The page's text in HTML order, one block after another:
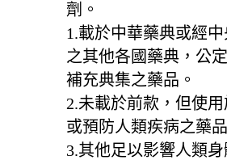
劑。
1.載於中華藥典或經
之其他各國藥典，公
補充典集之藥品。
2.未載於前款，但使
或預防人類疾病之藥
3.其他足以影響人類